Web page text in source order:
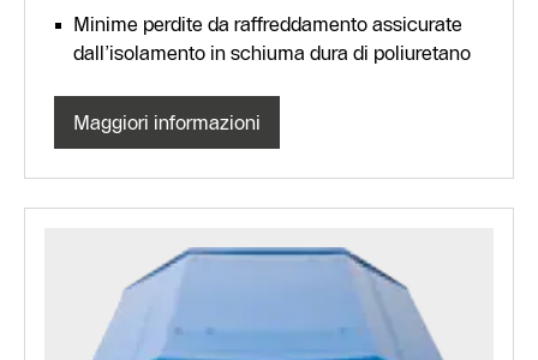
Minime perdite da raffreddamento assicurate
dall’isolamento in schiuma dura di poliuretano
Maggiori informazioni